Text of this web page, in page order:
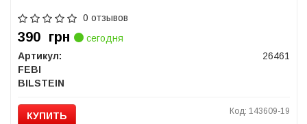
0 отзывов
390 грн
сегодня
Артикул:
26461
FEBI
BILSTEIN
КУПИТЬ Код: 143609-19